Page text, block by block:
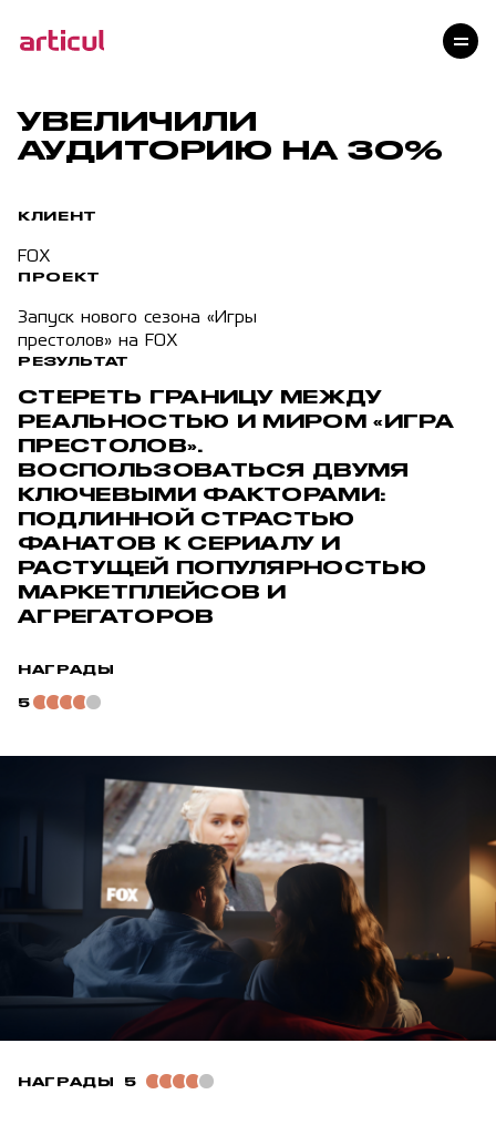
Услуги
Клиенты
Награды
Карьера
Блог
УВЕЛИЧИЛИ
АУДИТОРИЮ НА 30%
КЛИЕНТ
FOX
ПРОЕКТ
Запуск нового сезона «Игры
престолов» на FOX
РЕЗУЛЬТАТ
СТЕРЕТЬ ГРАНИЦУ МЕЖДУ
РЕАЛЬНОСТЬЮ И МИРОМ «ИГРА
ПРЕСТОЛОВ».
ВОСПОЛЬЗОВАТЬСЯ ДВУМЯ
КЛЮЧЕВЫМИ ФАКТОРАМИ:
ПОДЛИННОЙ СТРАСТЬЮ
ФАНАТОВ К СЕРИАЛУ И
РАСТУЩЕЙ ПОПУЛЯРНОСТЬЮ
МАРКЕТПЛЕЙСОВ И
АГРЕГАТОРОВ
НАГРАДЫ
5
НАГРАДЫ 5